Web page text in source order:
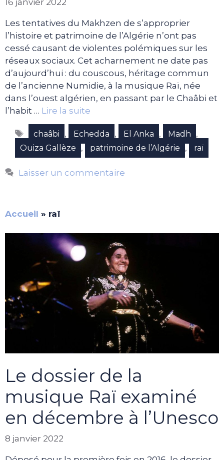
Les tentatives du Makhzen de s’approprier
l’histoire et patrimoine de l’Algérie n’ont pas
cessé causant de violentes polémiques sur les
réseaux sociaux. Cet acharnement ne date pas
d’aujourd’hui : du couscous, héritage commun
de l’ancienne Numidie, à la musique Raï, née
dans l’ouest algérien, en passant par le Chaâbi et
l’habit … Lire la suite
Étiquettes
chaâbi , Echedda , El Anka , Madh ,
Ouiza Gallèze , patrimoine de l’Algérie , raï
Laisser un commentaire
Accueil » raï
Le dossier de la
musique Raï examiné
en décembre à l’Unesco
8 janvier 2022